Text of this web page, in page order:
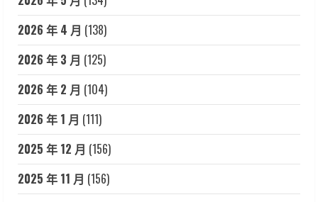
2026 年 4 月 (138)
2026 年 3 月 (125)
2026 年 2 月 (104)
2026 年 1 月 (111)
2025 年 12 月 (156)
2025 年 11 月 (156)